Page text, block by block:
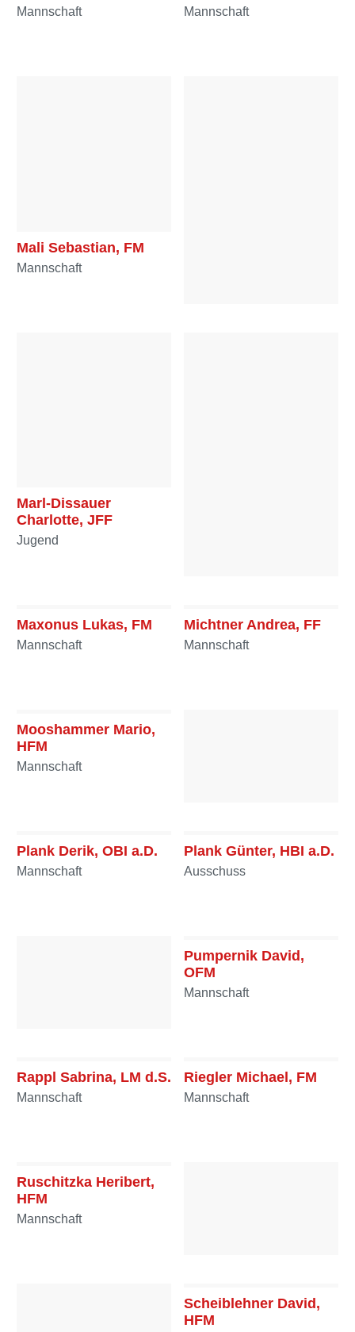
Mannschaft Mannschaft
Mali Sebastian, FM
Mannschaft
Marl-Dissauer
Charlotte, JFF
Jugend
Maxonus Lukas, FM
Mannschaft
Michtner Andrea, FF
Mannschaft
Mooshammer Mario,
HFM
Mannschaft
Plank Derik, OBI a.D.
Mannschaft
Plank Günter, HBI a.D.
Ausschuss
Pumpernik David,
OFM
Mannschaft
Rappl Sabrina, LM d.S.
Mannschaft
Riegler Michael, FM
Mannschaft
Ruschitzka Heribert,
HFM
Mannschaft
Scheiblehner David,
HFM